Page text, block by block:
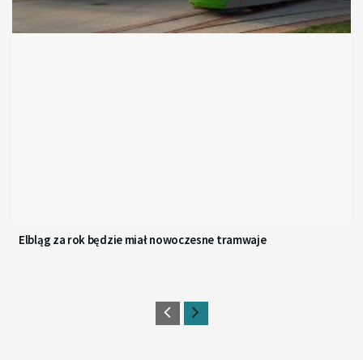
Elbląg za rok będzie miał nowoczesne tramwaje